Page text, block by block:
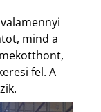
mind a
fel. A